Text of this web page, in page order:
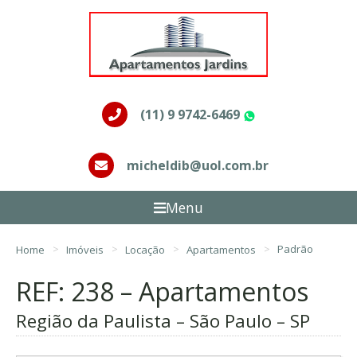
(11) 9 9742-6469
micheldib@uol.com.br
Menu
Home Imóveis Locação Apartamentos Padrão
REF: 238 – Apartamentos
Região da Paulista – São Paulo – SP